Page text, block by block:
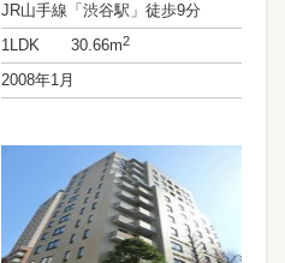
JR山手線「渋谷駅」徒歩9分
1LDK 30.66m2
2008年1月